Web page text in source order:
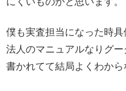
僕も実査担当になった時具
法人のマニュアルなりグ
書かれてて結局よくわから